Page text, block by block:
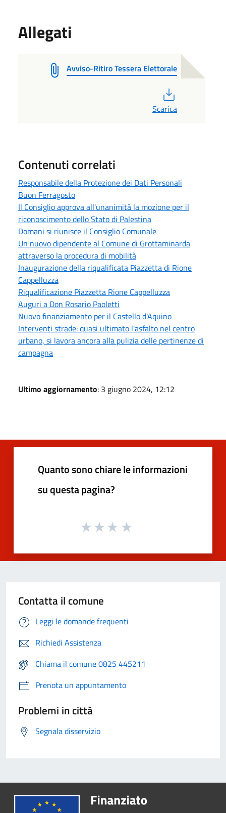
Allegati
Avviso-Ritiro Tessera Elettorale
Scarica
Contenuti correlati
Responsabile della Protezione dei Dati Personali
Buon Ferragosto
Il Consiglio approva all'unanimità la mozione per il
riconoscimento dello Stato di Palestina
Domani si riunisce il Consiglio Comunale
Un nuovo dipendente al Comune di Grottaminarda
attraverso la procedura di mobilità
Inaugurazione della riqualificata Piazzetta di Rione
Cappelluzza
Riqualificazione Piazzetta Rione Cappelluzza
Auguri a Don Rosario Paoletti
Nuovo finanziamento per il Castello d'Aquino
Interventi strade: quasi ultimato l'asfalto nel centro
urbano, si lavora ancora alla pulizia delle pertinenze di
campagna
Ultimo aggiornamento: 3 giugno 2024, 12:12
Quanto sono chiare le informazioni
su questa pagina?
Contatta il comune
Leggi le domande frequenti
Richiedi Assistenza
Chiama il comune 0825 445211
Prenota un appuntamento
Problemi in città
Segnala disservizio